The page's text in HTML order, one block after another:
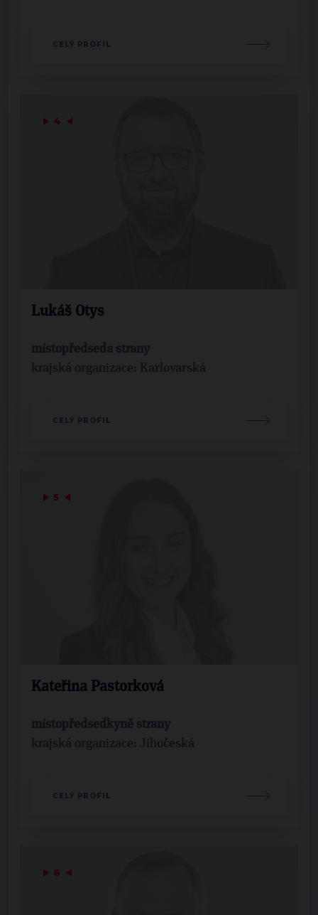
CELÝ PROFIL
▶ 4 ◀
Lukáš Otys
místopředseda strany
krajská organizace: Karlovarská
CELÝ PROFIL
▶ 5 ◀
Kateřina Pastorková
místopředsedkyně strany
krajská organizace: Jihočeská
CELÝ PROFIL
▶ 6 ◀